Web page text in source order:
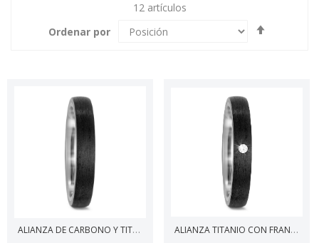
12artículos
Ordenar por
ALIANZA DE CARBONO Y TITANIO
ALIANZA TITANIO CON FRANJA CARBONO Y DIAMANTES